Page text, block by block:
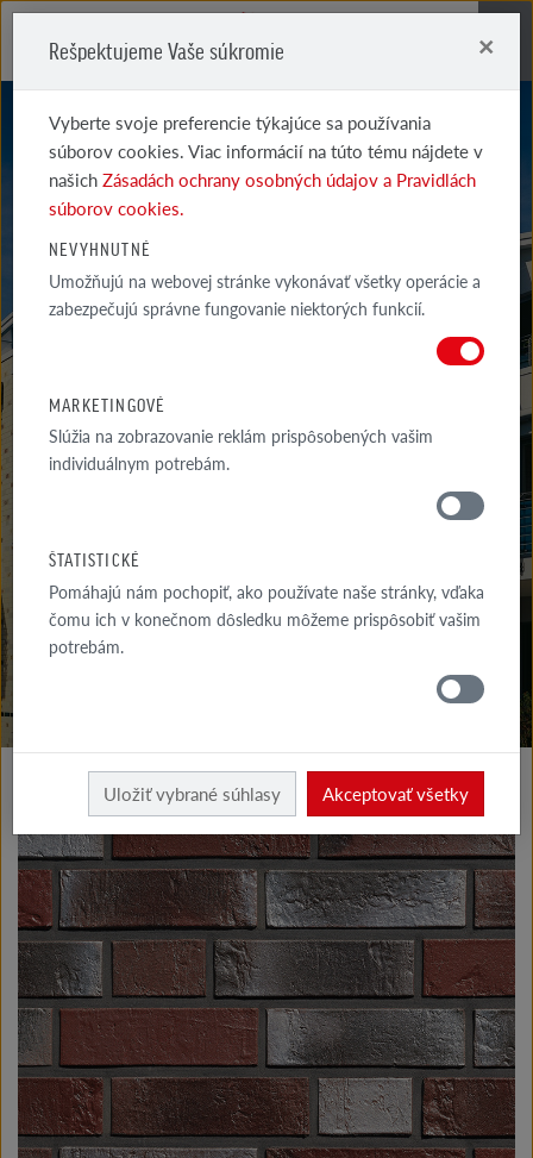
BRISTOL
KDE
NAKÚPIŤ
Rešpektujeme Vaše súkromie ×
Vyberte svoje preferencie týkajúce sa používania
súborov cookies. Viac informácií na túto tému nájdete v
našichZásadách ochrany osobných údajov a Pravidlách
súborov cookies.
NEVYHNUTNÉ
Umožňujú na webovej stránke vykonávať všetky operácie a
zabezpečujú správne fungovanie niektorých funkcií.
MARKETINGOVÉ
Slúžia na zobrazovanie reklám prispôsobených vašim
individuálnym potrebám.
ŠTATISTICKÉ
Pomáhajú nám pochopiť, ako používate naše stránky, vďaka
čomu ich v konečnom dôsledku môžeme prispôsobiť vašim
potrebám.
Uložiť vybrané súhlasy Akceptovať všetky